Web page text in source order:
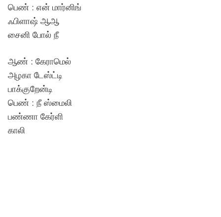
பெண் : என் மார்னிங்
ஃபிளாஷ் ஆஆ
சைனி போல் நீ
ஆண் : கேராமெல்
அழகா டேஸ்ட்டி
பாக்குறேன்டி
பெண் : நீ ஸ்மைலி
பண்ணா கேர்ளி
காலி